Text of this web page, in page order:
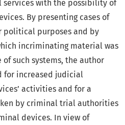
with the possibility of
By presenting cases of
political purposes and by
incriminating material was
such systems, the author
for increased judicial
activities and for a
by criminal trial authorities
devices. In view of